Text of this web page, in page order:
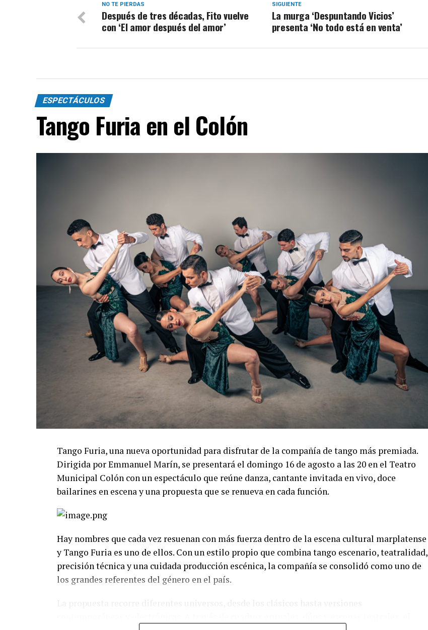
SIGUIENTE
La murga ‘Despuntando Vicios’
presenta ‘No todo está en venta’
NO TE PIERDAS
Después de tres décadas, Fito vuelve
con ‘El amor después del amor’
ESPECTÁCULOS
Tango Furia en el Colón
Tango Furia, una nueva oportunidad para disfrutar de la compañía de tango más premiada.
Dirigida por Emmanuel Marín, se presentará el domingo 16 de agosto a las 20 en el Teatro
Municipal Colón con un espectáculo que reúne danza, cantante invitada en vivo, doce
bailarines en escena y una propuesta que se renueva en cada función.
Hay nombres que cada vez resuenan con más fuerza dentro de la escena cultural marplatense
y Tango Furia es uno de ellos. Con un estilo propio que combina tango escenario, teatralidad,
precisión técnica y una cuidada producción escénica, la compañía se consolidó como uno de
los grandes referentes del género en el país.